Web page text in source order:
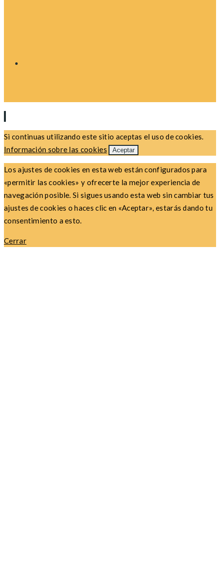
Si continuas utilizando este sitio aceptas el uso de cookies.
Información sobre las cookies
Aceptar
Los ajustes de cookies en esta web están configurados para
«permitir las cookies» y ofrecerte la mejor experiencia de
navegación posible. Si sigues usando esta web sin cambiar tus
ajustes de cookies o haces clic en «Aceptar», estarás dando tu
consentimiento a esto.
Cerrar